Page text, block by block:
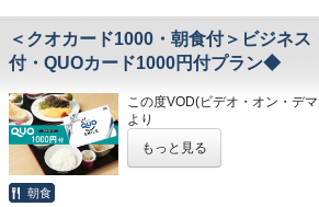
・高知城、高知城歴史博物館
20分
・繁華街…徒歩約15分/はりま
・お遍路(四国八十八ヶ所)
第31番札所 竹林寺…車で約20
第33番札所 雪蹊寺…車で約20分
・レンタルサイクル
・24時間フロント対応
◇アクセス◇
・JR高知駅…徒歩5分
・高知IC…車で約10分
・高知龍馬空港…車で約25分
◇お風呂◇
広々とした大浴場は一日の疲れ
旅の疲れを癒して下さい。男湯
営業時間
・男女大浴場/15:00～25:00/
・男性用サウナ/15:00～24:00
◇駐車場◇
★☆ひと目で分かる！ホテル港
①心のこもったアットホームな
②JR高知駅から徒歩5分の好立地!
④広々とした男女大浴場!深夜
浴可能
男湯にはサウナも!
⑤ホテルに隣接した平置き駐車
＜クオカード1000・朝食付＞ビジネ
付・QUOカード1000円付プラン◆
この度VOD(ビデオ・オン・デ
より
りました。
今までご愛顧いただき、誠にあ
もっと見る
朝食